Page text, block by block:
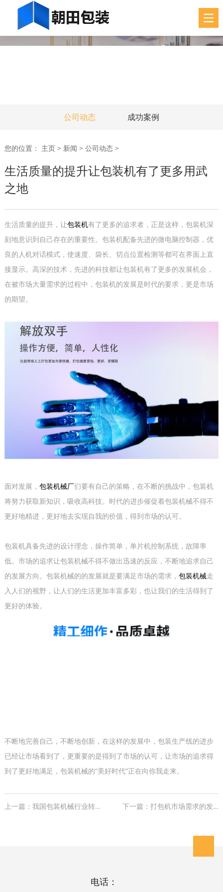
公司动态 成功案例
您的位置： 主页> 新闻 > 公司动态>
生活质量的提升让包装机有了更多用武
之地
生活质量的提升，让包装机有了更多的追求者，正是这样，包装机深
刻地意识到自己存在的重要性。包装机配备先进的微电脑控制器，优
良的人机对话模式，使速度、袋长、切点位置检测等都可在界面上直
接显示。高深的技术，先进的科技都让包装机有了更多的发展机会，
在被市场大量需求的过程中，包装机的发展是时代的要求，更是市场
的期望。
面对发展， 包装机械厂们要有自己的策略，在不断的挑战中，包装机
将努力获取新知识，吸收高科技。时代的进步催促着包装机械不得不
更好地精进，更好地去实现自我的价值，得到市场的认可。
包装机具备先进的设计理念，操作简单，单片机控制系统，故障率
低。市场的追求让包装机械不得不做出迅速的反应，不断地追求自己
的发展方向。包装机械的的发展就是要满足市场的需求， 包装机械走
入人们的视野，让人们的生活更加丰富多彩，也让我们的生活得到了
更好的体验。
不断地完善自己，不断地创新，在这样的发展中，包装生产线的进步
已经让市场看到了，更重要的是得到了市场的认可，让市场的追求得
到了更好地满足，包装机械的“美好时代”正在向你我走来。
上一篇：我国包装机械行业转型高端势头强劲 下一篇：打包机市场需求的发展
电话：